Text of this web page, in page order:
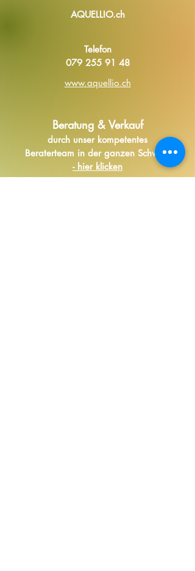
AQUELLIO.ch
Telefon
079 255 91 48
www.aquellio.ch
Beratung & Verkauf
durch unser kompetentes
Beraterteam in der ganzen Schweiz
- hier klicken